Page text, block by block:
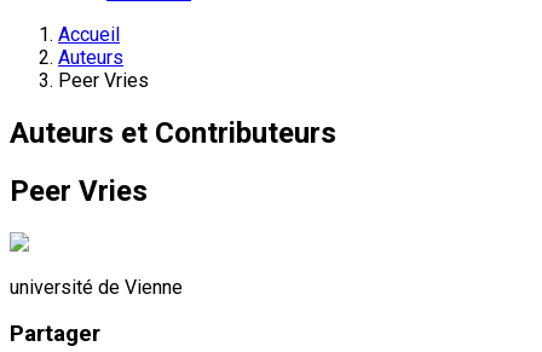
Accueil
Auteurs
Peer Vries
Auteurs et Contributeurs
Peer Vries
université de Vienne
Partager